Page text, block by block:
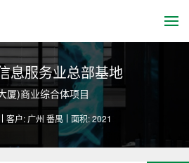
息服务业总部基地
厦)商业综合体项目
客户: 广州 番禺 面积: 2021